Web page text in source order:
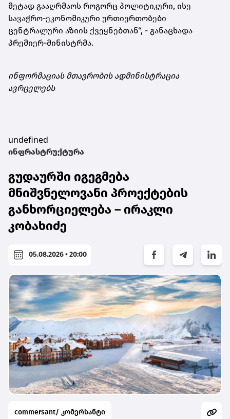
მეტად გააღრმაოს როგორც პოლიტიკური, ისე
სავაჭრო-ეკონომიკური ურთიერთობები
ცენტრალური აზიის ქვეყნებთან“, - განაცხადა
პრემიერ-მინისტრმა.
ინფორმაციას მთავრობის ადმინისტრაცია
ავრცელებს
undefined
ინფრასტრუქტურა
გუდაურში იგეგმება
მნიშვნელოვანი პროექტების
განხორციელება – ირაკლი
კობახიძე
05.08.2026 • 20:00
commersant/ კომერსანტი